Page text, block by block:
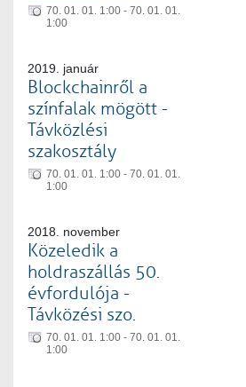
70. 01. 01. 1:00 - 70. 01. 01.
1:00
2019. január
Blockchainről a
színfalak mögött -
Távközlési
szakosztály
70. 01. 01. 1:00 - 70. 01. 01.
1:00
2018. november
Közeledik a
holdraszállás 50.
évfordulója -
Távközési szo.
70. 01. 01. 1:00 - 70. 01. 01.
1:00